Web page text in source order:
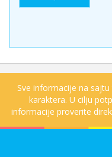
Sve informacije na
karaktera. U cilju
informacije proverite